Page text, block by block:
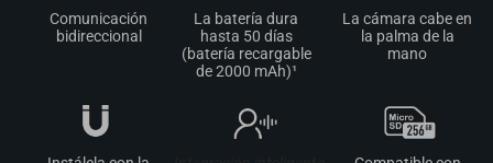
Comunicación
bidireccional
La batería dura
hasta 50 días
(batería recargable
de 2000 mAh)¹
La cámara cabe en
la palma de la
mano